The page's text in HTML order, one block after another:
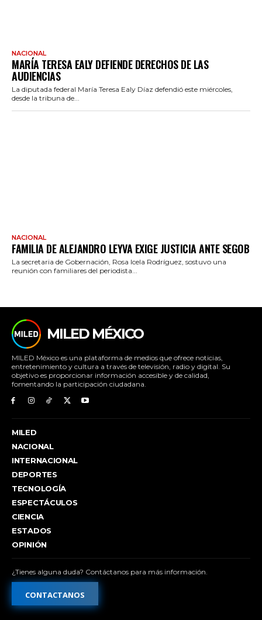
NACIONAL
MARÍA TERESA EALY DEFIENDE DERECHOS DE LAS
AUDIENCIAS
La diputada federal María Teresa Ealy Díaz defendió este miércoles,
desde la tribuna de...
NACIONAL
FAMILIA DE ALEJANDRO LEYVA EXIGE JUSTICIA ANTE SEGOB
La secretaria de Gobernación, Rosa Icela Rodríguez, sostuvo una
reunión con familiares del periodista...
MILED MÉXICO
MILED México es una plataforma de medios que ofrece noticias,
entretenimiento y cultura a través de televisión, radio y digital. Su
objetivo es proporcionar información accesible y de calidad,
fomentando la participación ciudadana.
MILED
NACIONAL
INTERNACIONAL
DEPORTES
TECNOLOGÍA
ESPECTÁCULOS
CIENCIA
ESTADOS
OPINIÓN
¿Tienes alguna duda? Contáctanos para más información.
CONTACTANOS